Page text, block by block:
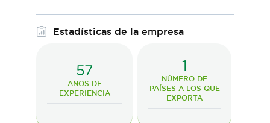
Estadísticas de la empresa
57
AÑOS DE
EXPERIENCIA
1
NÚMERO DE
PAÍSES A LOS QUE
EXPORTA